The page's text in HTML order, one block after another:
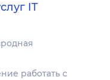
IT
работать с